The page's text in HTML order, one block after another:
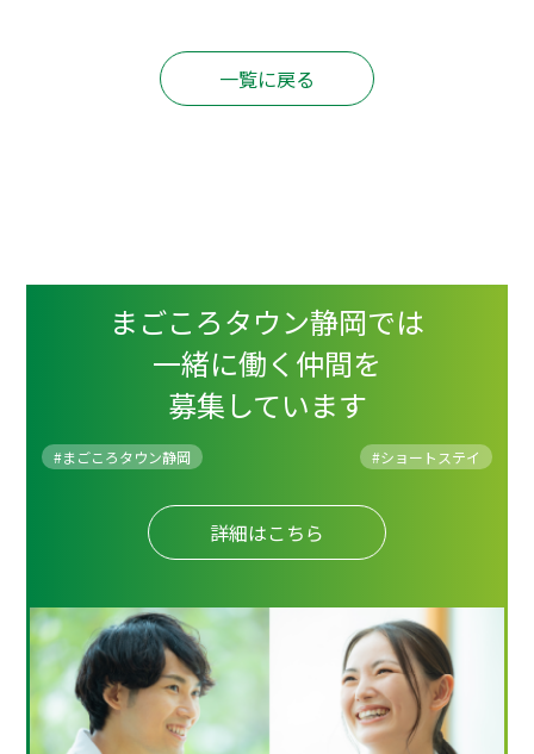
一覧に戻る
まごころタウン静岡では
一緒に働く仲間を
募集しています
#まごころタウン静岡 #ショートステイ
詳細はこちら